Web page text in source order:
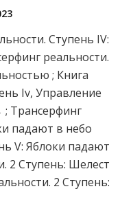
Ступень IV:
реальности.
; Книга
Iv, Управление
Трансерфинг
падают в небо
V: Яблоки падают
2 Ступень: Шелест
2 Ступень: